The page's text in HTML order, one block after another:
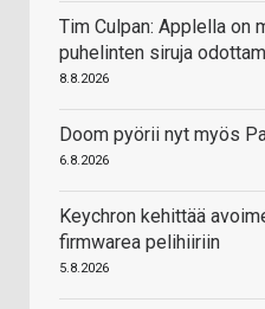
Tim Culpan: Applella on
puhelinten siruja
8.8.2026
Doom pyörii nyt myös
6.8.2026
Keychron kehittää
firmwarea pelihiiriin
5.8.2026